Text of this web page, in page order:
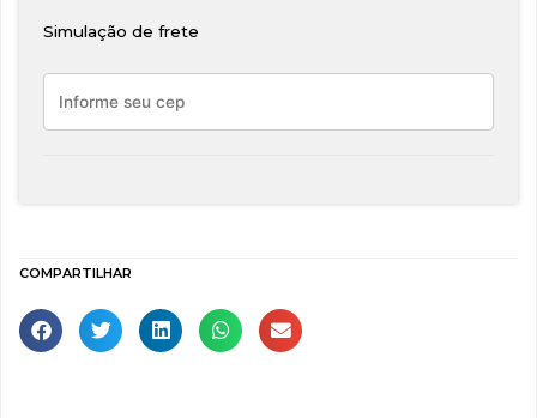
Simulação de frete
COMPARTILHAR